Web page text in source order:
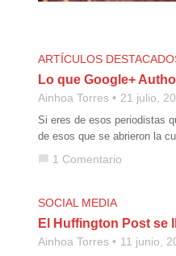
ARTÍCULOS
Lo que Google+
Ainhoa Torres 21 julio,
Si eres de esos periodistas
de esos que se abrieron la
chat_bubble 1 Comentario
SOCIAL MEDIA
El Huffington Post se
Ainhoa Torres 11 junio,